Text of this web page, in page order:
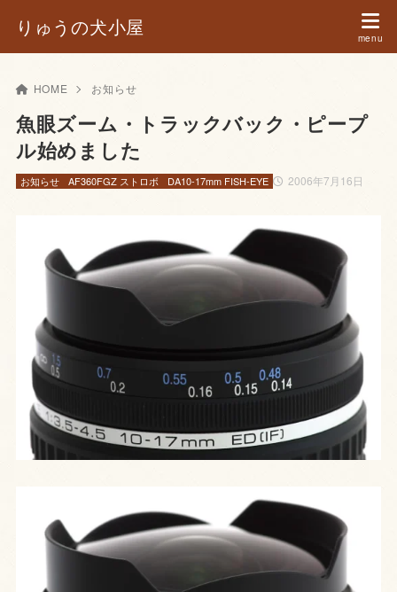
りゅうの犬小屋
HOME お知らせ
魚眼ズーム・トラックバック・ピープ
ル始めました
2006年7月16日
お知らせ AF360FGZ ストロボ DA10-17mm FISH-EYE